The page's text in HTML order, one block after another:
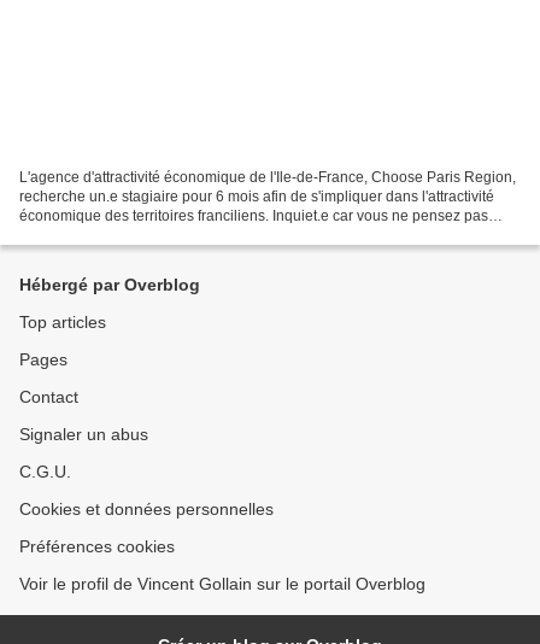
L'agence d'attractivité économique de l'Ile-de-France, Choose Paris Region,
recherche un.e stagiaire pour 6 mois afin de s'impliquer dans l'attractivité
économique des territoires franciliens. Inquiet.e car vous ne pensez pas
Hébergé par Overblog
Top articles
Pages
Contact
Signaler un abus
C.G.U.
Cookies et données personnelles
Préférences cookies
Voir le profil de Vincent Gollain sur le portail Overblog